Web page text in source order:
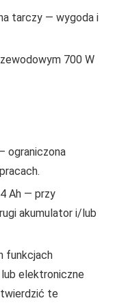
tarczy — wygoda i
700 W
ograniczona
Ah — przy
akumulator i/lub
funkcjach
elektroniczne
te